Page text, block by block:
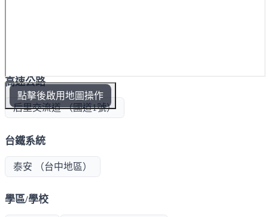
點擊後啟用地圖操作
高速公路
后里交流道 （國道1號）
台鐵系統
泰安 （台中地區）
學區/學校